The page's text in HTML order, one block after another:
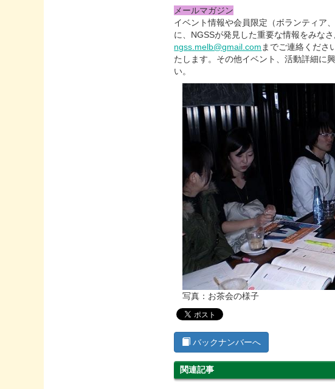
メールマガジン
イベント情報や会員限定（ボランティア
に、NGSSが発見した重要な情報をみな
ngss.melb@gmail.comまでご連絡くださ
たします。その他イベント、活動詳細に
い。
写真：お茶会の様子
バックナンバーへ
関連記事